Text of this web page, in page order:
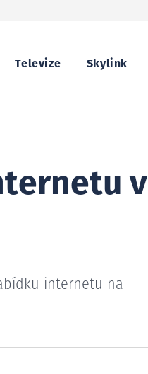
Televize Skylink
v
internetu na